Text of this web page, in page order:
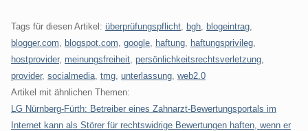
Tags für diesen Artikel: überprüfungspflicht bgh blogeintrag
blogger.com
blogspot.com google haftung haftungsprivileg
hostprovider, meinungsfreiheit persönlichkeitsrechtsverletzung
provider, socialmedia tmg unterlassung web2.0
Artikel mit ähnlichen Themen:
LG Nürnberg-Fürth: Betreiber eines Zahnarzt-Bewertungsportals im
Internet kann als Störer für rechtswidrige Bewertungen haften, wenn er